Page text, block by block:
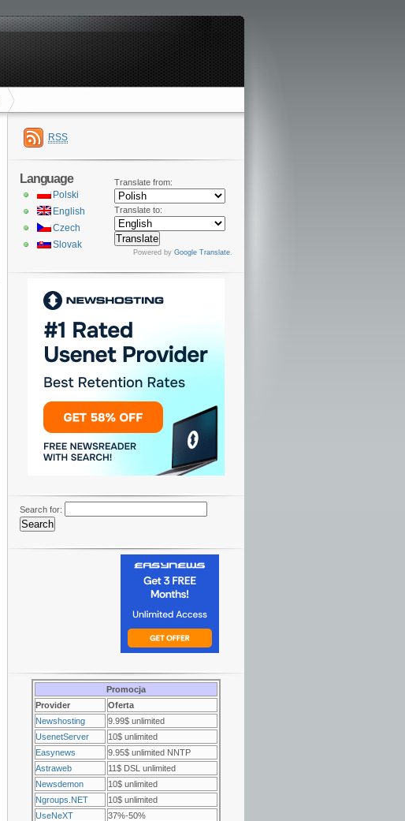
RSS
Translate from:
Translate to:
Powered by Google Translate.
Language
Polski
English
Czech
Slovak
Search for:
Promocja
Provider
Oferta
Newshosting
9.99$ unlimited
UsenetServer
10$ unlimited
Easynews
9.95$ unlimited NNTP
Astraweb
11$ DSL unlimited
Newsdemon
10$ unlimited
Ngroups.NET
10$ unlimited
UseNeXT
37%-50%